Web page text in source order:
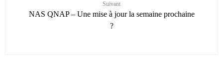
Suivant
NAS QNAP – Une mise à jour la semaine prochaine
?